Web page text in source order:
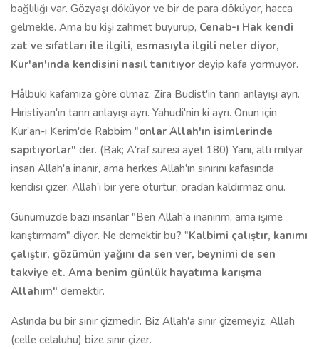
bağlılığı var. Gözyaşı döküyor ve bir de para döküyor, hacca
gelmekle. Ama bu kişi zahmet buyurup, Cenab-ı Hak kendi
zat ve sıfatları ile ilgili, esmasıyla ilgili neler diyor,
Kur'an'ında kendisini nasıl tanıtıyor deyip kafa yormuyor.
Hâlbuki kafamıza göre olmaz. Zira Budist'in tanrı anlayışı ayrı.
Hıristiyan'ın tanrı anlayışı ayrı. Yahudi'nin ki ayrı. Onun için
Kur'an-ı Kerim'de Rabbim "onlar Allah'ın isimlerinde
sapıtıyorlar" der. (Bak; A'raf süresi ayet 180) Yani, altı milyar
insan Allah'a inanır, ama herkes Allah'ın sınırını kafasında
kendisi çizer. Allah'ı bir yere oturtur, oradan kaldırmaz onu.
Günümüzde bazı insanlar "Ben Allah'a inanırım, ama işime
karıştırmam" diyor. Ne demektir bu? "Kalbimi çalıştır, kanımı
çalıştır, gözümün yağını da sen ver, beynimi de sen
takviye et. Ama benim günlük hayatıma karışma
Allahım" demektir.
Aslında bu bir sınır çizmedir. Biz Allah'a sınır çizemeyiz. Allah
(celle celaluhu) bize sınır çizer.